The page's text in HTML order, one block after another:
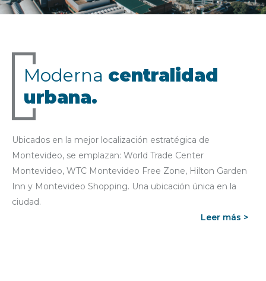
Moderna centralidad
urbana.
Ubicados en la mejor localización estratégica de
Montevideo, se emplazan: World Trade Center
Montevideo, WTC Montevideo Free Zone, Hilton Garden
Inn y Montevideo Shopping. Una ubicación única en la
ciudad.
Leer más >